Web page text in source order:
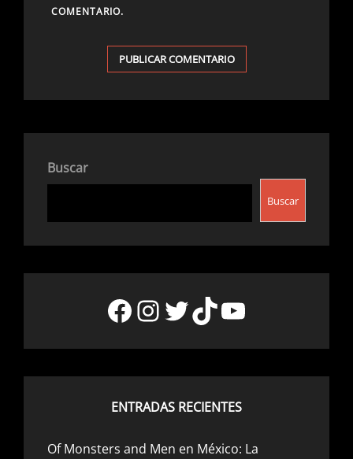
COMENTARIO.
Buscar
Buscar
Facebook
Instagram
Twitter
TikTok
YouTube
ENTRADAS RECIENTES
Of Monsters and Men en México: La